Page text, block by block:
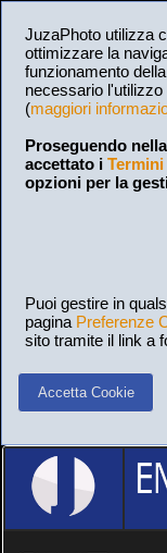
JuzaPhoto utilizza
ottimizzare la
funzionamento
necessario
(maggiori
Proseguendo
accettato i
opzioni per la
Puoi gestire in
pagina Preferenze
sito tramite il link a
Accetta Cookie